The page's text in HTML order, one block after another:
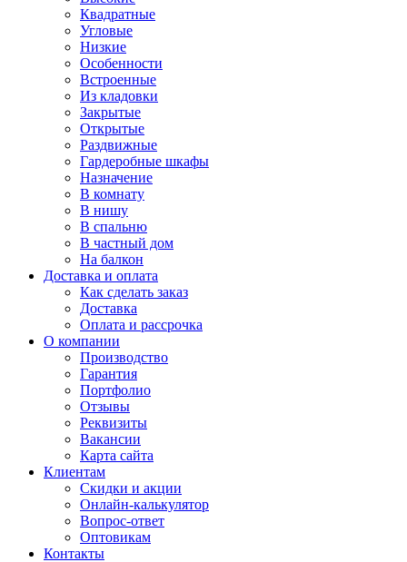
Квадратные
Угловые
Низкие
Особенности
Встроенные
Из кладовки
Закрытые
Открытые
Раздвижные
Гардеробные шкафы
Назначение
В комнату
В нишу
В спальню
В частный дом
На балкон
Доставка и оплата
Как сделать заказ
Доставка
Оплата и рассрочка
О компании
Производство
Гарантия
Портфолио
Отзывы
Реквизиты
Вакансии
Карта сайта
Клиентам
Скидки и акции
Онлайн-калькулятор
Вопрос-ответ
Оптовикам
Контакты